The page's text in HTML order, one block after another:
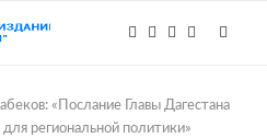
«Послание Главы Дагестана
региональной политики»